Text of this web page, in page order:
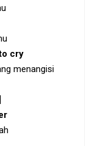
cry
menangisi